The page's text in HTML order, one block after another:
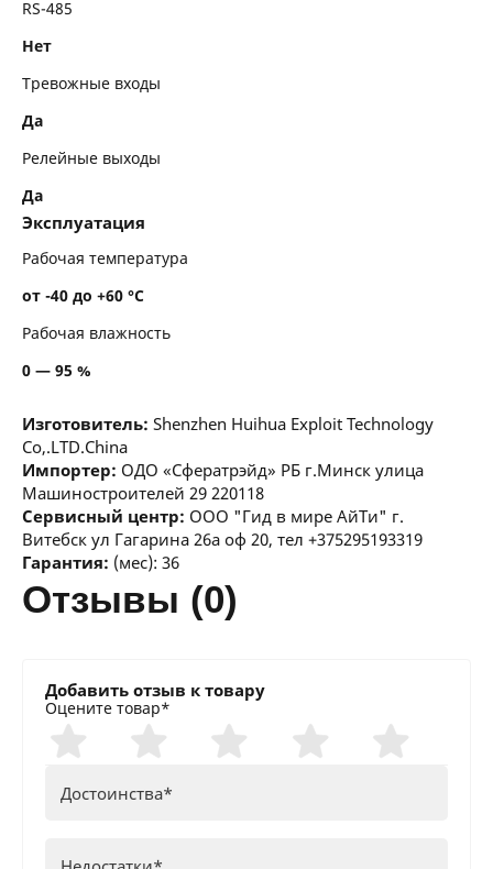
RS-485
Нет
Тревожные входы
Да
Релейные выходы
Да
Эксплуатация
Рабочая температура
от -40 до +60 °С
Рабочая влажность
0 — 95 %
Изготовитель: Shenzhen Huihua Exploit Technology
Co,.LTD.China
Импортер: ОДО «Сфератрэйд» РБ г.Минск улица
Машиностроителей 29 220118
Сервисный центр: ООО "Гид в мире АйТи" г.
Витебск ул Гагарина 26а оф 20, тел +375295193319
Гарантия: (мес): 36
отзывы (0)
Добавить отзыв к товару
Оцените товар*